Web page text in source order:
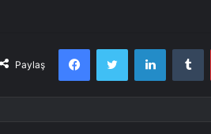
Paylaş
FacebookTwitter LinkedIn